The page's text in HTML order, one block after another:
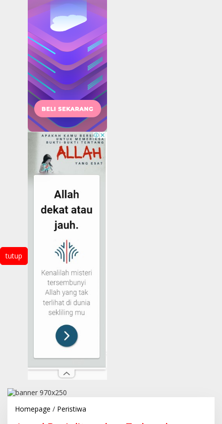
tutup
Homepage / Peristiwa